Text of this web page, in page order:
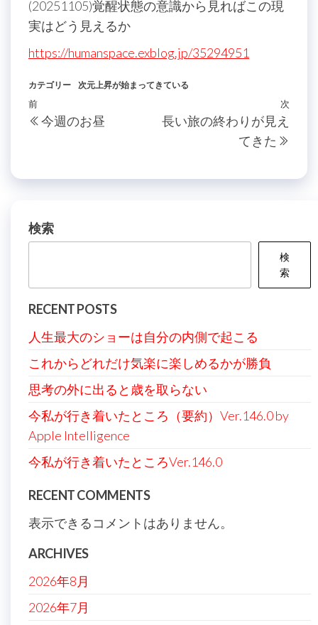
(20251105)覚醒状態の意識から見ればこの現
実はどう見えるか
https://humanspace.exblog.jp/35294951
カテゴリー 次元上昇が始まってきている
投
稿
ビ
ー
シ
ン
過
去
前
今週のお昼
次
次
長い旅の終わりが見え
てきた
検索
検
索
RECENT POSTS
人生最大のショーは自分の内側で起こる
これからどれだけ気楽に楽しめるかが勝負
思考の外に出ると歳を取らない
今私が行き着いたところ（要約）Ver.146.0 by
Apple Intelligence
今私が行き着いたところVer.146.0
RECENT COMMENTS
表示できるコメントはありません。
ARCHIVES
2026年8月
2026年7月